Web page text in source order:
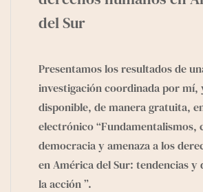
del Sur
Presentamos los resultados de
investigación coordinada por mí,
disponible, de manera gratuita,
electrónico“Fundamentalismos,
democracia y amenaza a los
en América del Sur: tendencias y
la acción ”.